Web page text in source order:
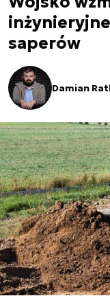
saperów
Damian